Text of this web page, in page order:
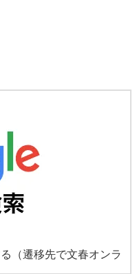
（遷移先で文春オンラ